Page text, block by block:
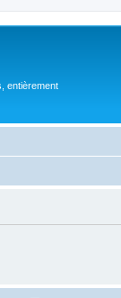
entièrement